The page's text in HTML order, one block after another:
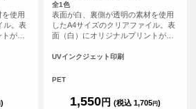
使用
ル。表
が可
リア
の印
なり
)
全1色
表面が白、裏側が透明の素材を使用
したA4サイズのクリアファイル。表
面（白）にオリジナルプリントが可
シーンが限られることのないクリア
れること間違いなし！
UVインクジェット印刷
PET
1,550円 (税込 1,705円)